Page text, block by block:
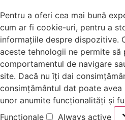
Pentru a oferi cea mai bună
cum ar fi cookie-uri, pentru a
informațiile despre dispozitive.
aceste tehnologii ne permite să
comportamentul de navigare
site. Dacă nu îți dai
consimțământul dat poate
unor anumite funcționalități și
Funcționale
Always active